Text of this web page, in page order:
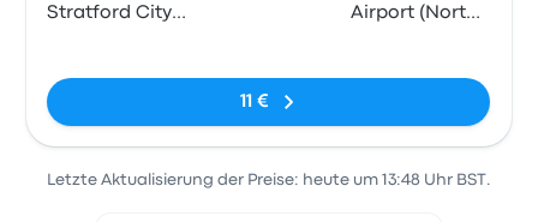
Stratford City
Airport (North
11 €
Letzte Aktualisierung der Preise: heute um 13:48 Uhr BST.